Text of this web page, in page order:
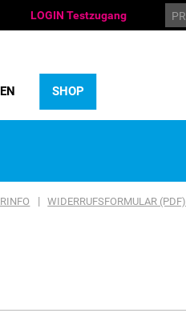
LOGIN Testzugang
SHOP
| WIDERRUFSFORMULAR (PDF)